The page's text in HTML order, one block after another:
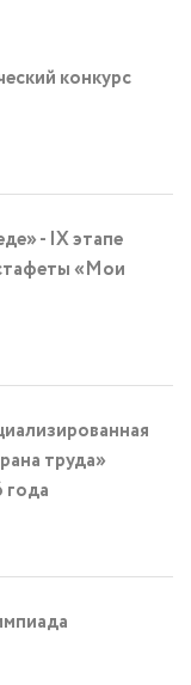
конкурс
- IX этапе
«Мои
труда»
года